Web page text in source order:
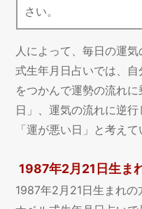
さい。
人によって、毎日の運
式生年月日占いでは、
をつかんで運勢の流れ
日」、運気の流れに逆
「運が悪い日」と考えて
1987年2月21日生ま
1987年2月21日生まれ